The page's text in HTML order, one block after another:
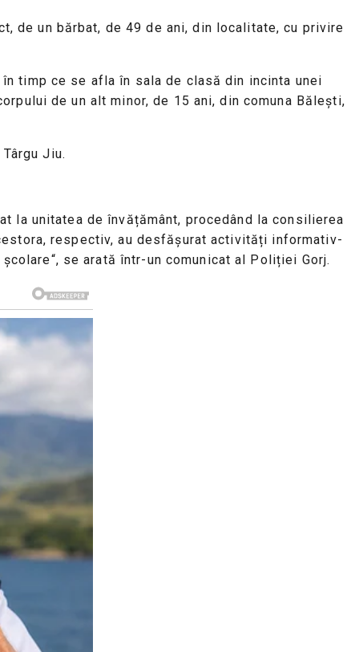
de un bărbat, de 49 de ani, din localitate, cu privire
timp ce se afla în sala de clasă din incinta unei
de un alt minor, de 15 ani, din comuna Bălești,
Jiu.
la unitatea de învățământ, procedând la consilierea
respectiv, au desfășurat activități informativ-
se arată într-un comunicat al Poliției Gorj.